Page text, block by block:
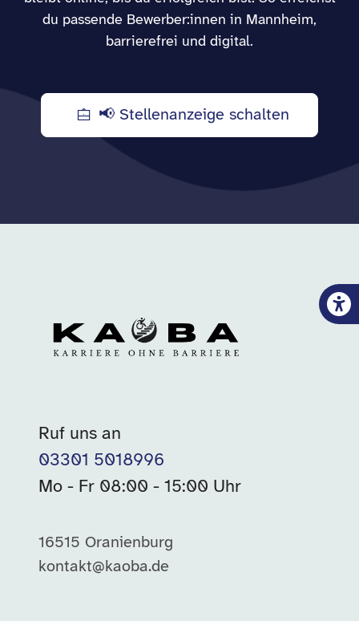
du passende Bewerber:innen in Mannheim,
barrierefrei und digital.
📢 Stellenanzeige schalten
Ruf uns an
03301 5018996
Mo - Fr 08:00 - 15:00 Uhr
16515 Oranienburg
kontakt@kaoba.de